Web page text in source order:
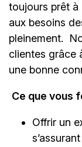
toujours prêt
aux besoins
pleinement.
clientes grâce
une bonne
Ce que vous
Offrir un